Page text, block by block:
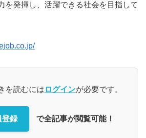
を発揮し、活躍できる社会を目指して
を読むには ログインが必要です。
登録 で全記事が閲覧可能！